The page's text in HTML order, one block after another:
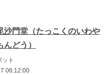
沙門堂（たっこくのいわや
どう）
ト
06:12:00